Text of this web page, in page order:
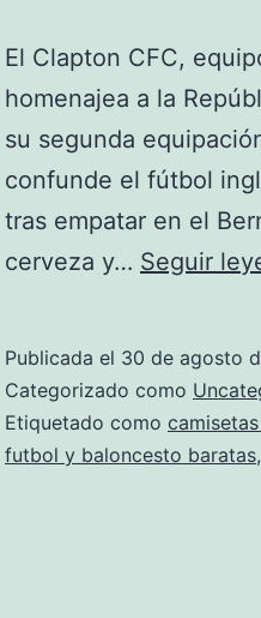
El Clapton CFC,
homenajea a la
su segunda
confunde el fútbol
tras empatar en el
cerveza y… Seguir
Publicada el 30 de agosto
Categorizado como
Etiquetado como
futbol y baloncesto baratas,